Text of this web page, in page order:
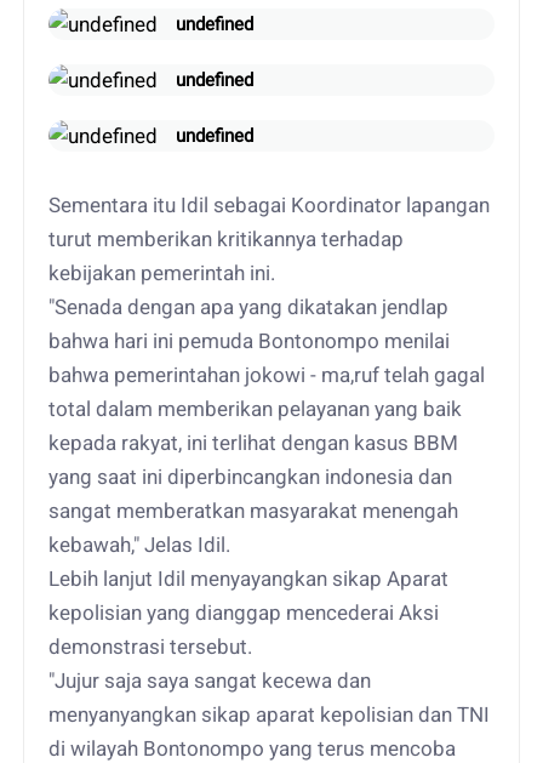
undefined
undefined
undefined
Sementara itu Idil sebagai Koordinator lapangan
turut memberikan kritikannya terhadap
kebijakan pemerintah ini.
"Senada dengan apa yang dikatakan jendlap
bahwa hari ini pemuda Bontonompo menilai
bahwa pemerintahan jokowi - ma,ruf telah gagal
total dalam memberikan pelayanan yang baik
kepada rakyat, ini terlihat dengan kasus BBM
yang saat ini diperbincangkan indonesia dan
sangat memberatkan masyarakat menengah
kebawah," Jelas Idil.
Lebih lanjut Idil menyayangkan sikap Aparat
kepolisian yang dianggap mencederai Aksi
demonstrasi tersebut.
"Jujur saja saya sangat kecewa dan
menyanyangkan sikap aparat kepolisian dan TNI
di wilayah Bontonompo yang terus mencoba